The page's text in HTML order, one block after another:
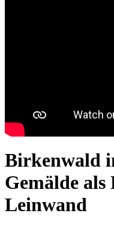
Birkenwald
Gemälde
Leinwand